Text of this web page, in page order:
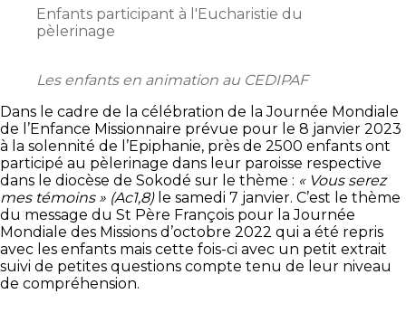
Enfants participant à l'Eucharistie du
pèlerinage
Les enfants en animation au CEDIPAF
Dans le cadre de la célébration de la Journée Mondiale
de l’Enfance Missionnaire prévue pour le 8 janvier 2023
à la solennité de l’Epiphanie, près de 2500 enfants ont
participé au pèlerinage dans leur paroisse respective
dans le diocèse de Sokodé sur le thème : « Vous serez
mes témoins » (Ac1,8)le samedi 7 janvier. C’est le thème
du message du St Père François pour la Journée
Mondiale des Missions d’octobre 2022 qui a été repris
avec les enfants mais cette fois-ci avec un petit extrait
suivi de petites questions compte tenu de leur niveau
de compréhension.